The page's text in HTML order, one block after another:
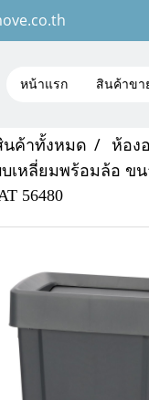
หน้าแรก สินค้าขา
นค้าทั้งหมด
ห้อง
เหลี่ยมพร้อมล้อ ข
56480